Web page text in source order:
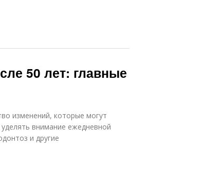
50 лет: главные
изменений, которые могут
внимание ежедневной
и другие